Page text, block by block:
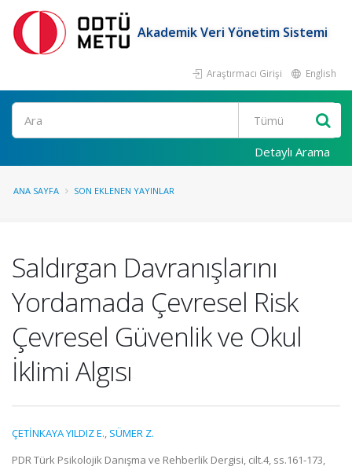
Akademik Veri Yönetim Sistemi
Araştırmacı Girişi English
Ara
Detaylı Arama
ANA SAYFA SON EKLENEN YAYINLAR
Saldırgan Davranışlarını
Yordamada Çevresel Risk
Çevresel Güvenlik ve Okul
İklimi Algısı
ÇETİNKAYA YILDIZ E., SÜMER Z.
PDR Türk Psikolojik Danışma ve Rehberlik Dergisi, cilt.4, ss.161-173,